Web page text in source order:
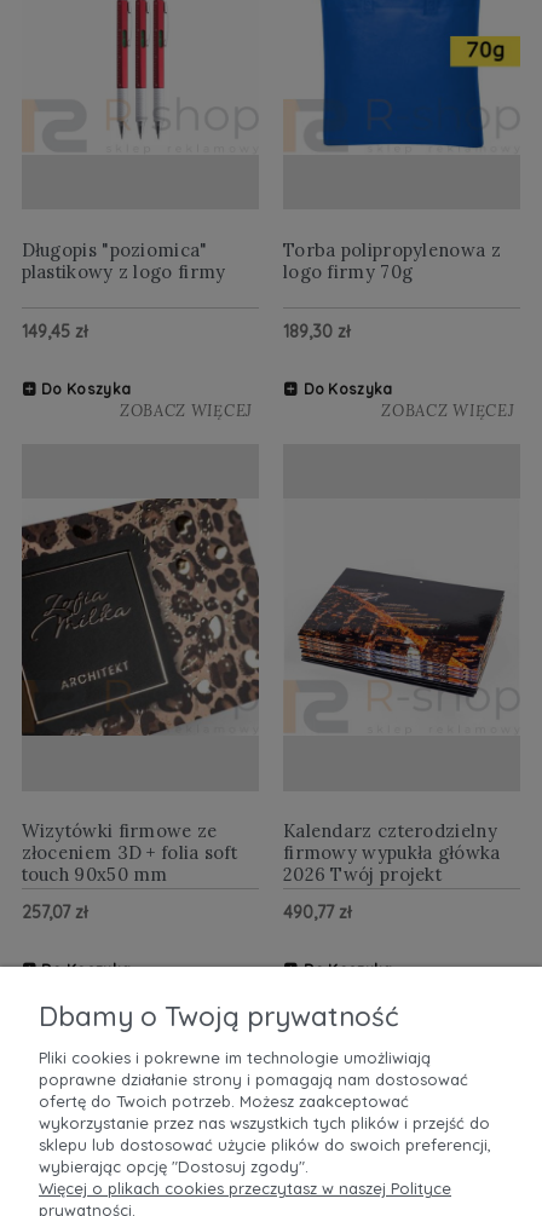
Długopis "poziomica"
plastikowy z logo firmy
149,45 zł
Do Koszyka
ZOBACZ WIĘCEJ
Torba polipropylenowa z
logo firmy 70g
189,30 zł
Do Koszyka
ZOBACZ WIĘCEJ
Wizytówki firmowe ze
złoceniem 3D + folia soft
touch 90x50 mm
257,07 zł
Do Koszyka
Kalendarz czterodzielny
firmowy wypukła główka
2026 Twój projekt
490,77 zł
Do Koszyka
POMOC
MOJE KONTO
Dbamy o Twoją prywatność
Pliki cookies i pokrewne im technologie umożliwiają
poprawne działanie strony i pomagają nam dostosować
ofertę do Twoich potrzeb. Możesz zaakceptować
wykorzystanie przez nas wszystkich tych plików i przejść do
sklepu lub dostosować użycie plików do swoich preferencji,
wybierając opcję "Dostosuj zgody".
Więcej o plikach cookies przeczytasz w naszej Polityce
prywatności.